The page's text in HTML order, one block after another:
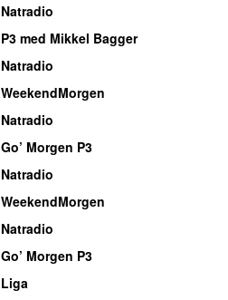
Natradio
P3 med Mikkel Bagger
Natradio
WeekendMorgen
Natradio
Go’ Morgen P3
Natradio
WeekendMorgen
Natradio
Go’ Morgen P3
Liga